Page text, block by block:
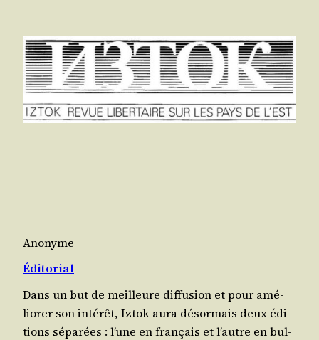
Anonyme
Éditorial
Dans un but de meilleure dif­fu­sion et pour amé­
lio­rer son inté­rêt, Iztok aura désor­mais deux édi­
tions sépa­rées : l’une en fran­çais et l’autre en bul­